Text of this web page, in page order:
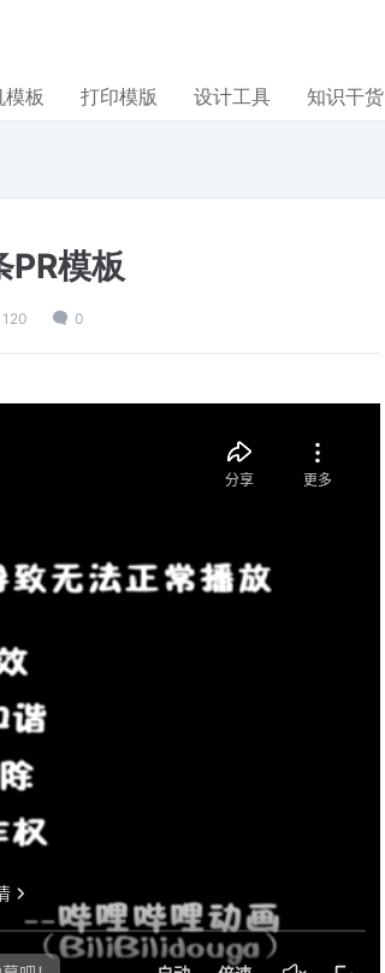
模板 打印模版 设计工具 知识干货
PR模板
120 0